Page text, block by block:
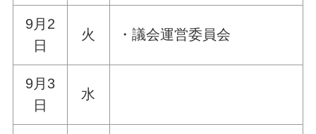
9月2
日
火 ・議会運営委員会
9月3
日
水